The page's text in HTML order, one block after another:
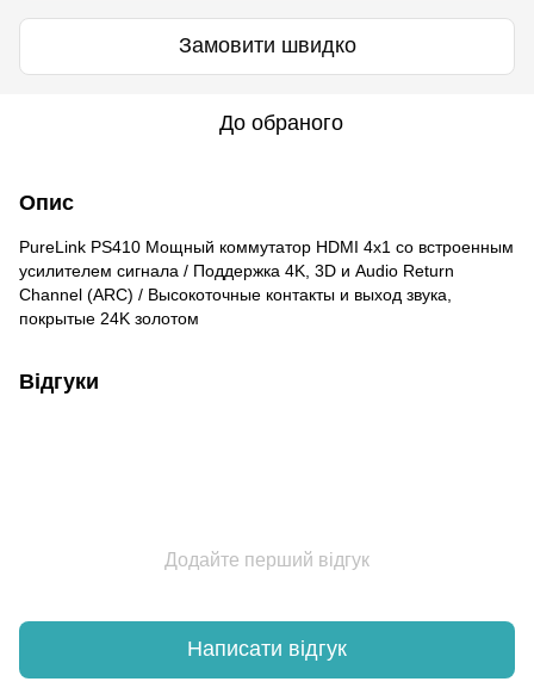
Замовити швидко
До обраного
Опис
PureLink PS410 Мощный коммутатор HDMI 4x1 со встроенным
усилителем сигнала / Поддержка 4K, 3D и Audio Return
Channel (ARC) / Высокоточные контакты и выход звука,
покрытые 24K золотом
Відгуки
Додайте перший відгук
Написати відгук